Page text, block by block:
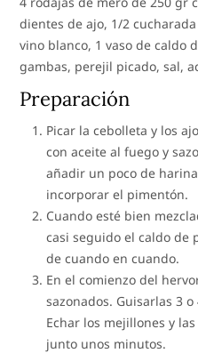
dientes de ajo, 1/2
vino blanco, 1 vaso de caldo
gambas, perejil picado, sal,
Preparación
Picar la cebolleta y los
con aceite al fuego y
añadir un poco de
incorporar el pimentón.
Cuando esté bien
casi seguido el caldo de
de cuando en cuando.
En el comienzo del
sazonados. Guisarlas 3
Echar los mejillones y
junto unos minutos.